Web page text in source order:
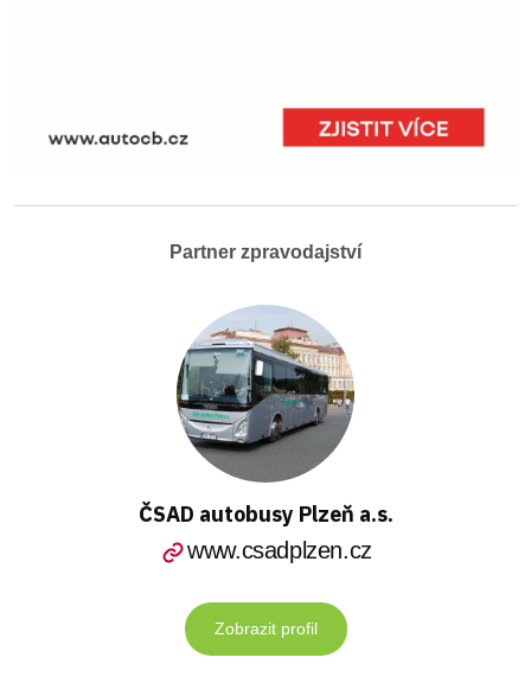
Partner zpravodajství
ČSAD autobusy Plzeň a.s.
www.csadplzen.cz
Zobrazit profil